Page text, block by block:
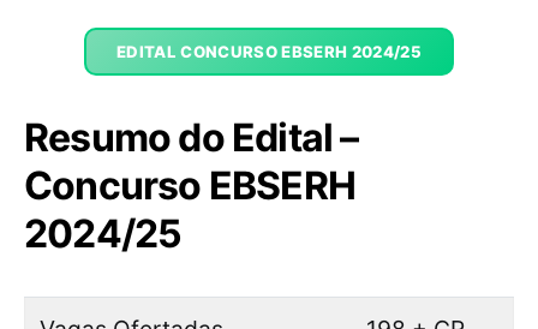
EDITAL CONCURSO EBSERH 2024/25
Resumo do Edital –
Concurso EBSERH
2024/25